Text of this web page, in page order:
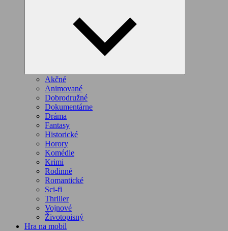
Akčné
Animované
Dobrodružné
Dokumentárne
Dráma
Fantasy
Historické
Horory
Komédie
Krimi
Rodinné
Romantické
Sci-fi
Thriller
Vojnové
Životopisný
Hra na mobil